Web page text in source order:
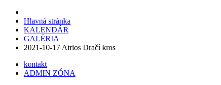
Hlavná stránka
KALENDÁR
GALÉRIA
2021-10-17 Atrios Dračí kros
kontakt
ADMIN ZÓNA